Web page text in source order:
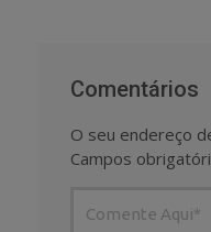
Comentários
O seu endereço
Campos